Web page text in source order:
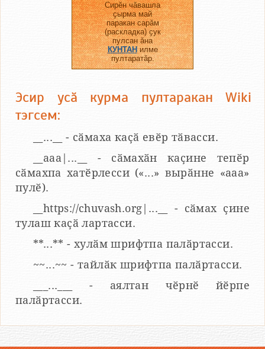
Сирӗн чӑвашла
ҫырма май
паракан сарӑм
(раскладка) ҫук
пулсан ӑна
КУНТАНилме
пултаратӑр.
Эсир усӑ курма пултаракан Wiki
тэгсем:
__...__ - сӑмаха каҫӑ евӗр тӑвасси.
__aaa|...__ - сӑмахӑн каҫине тепӗр
сӑмахпа хатӗрлесси («...» вырӑнне «ааа»
пулӗ).
__https://chuvash.org|...__ - сӑмах ҫине
тулаш каҫӑ лартасси.
**...** - хулӑм шрифтпа палӑртасси.
~~...~~ - тайлӑк шрифтпа палӑртасси.
___...___ - аялтан чӗрнӗ йӗрпе
палӑртасси.